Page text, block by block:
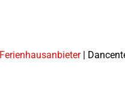
Ferienhausanbieter|